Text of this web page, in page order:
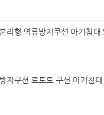
리형 역류방지쿠션 아기침
지쿠션 로토토 쿠션 아기침